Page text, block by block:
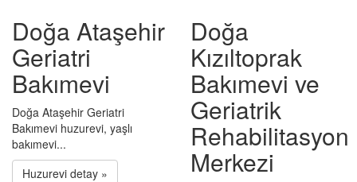
Doğa Ataşehir
Geriatri
Bakımevi
Doğa Ataşehir Geriatri
Bakımevi huzurevi, yaşlı
bakımevi...
Huzurevi detay »
Doğa
Kızıltoprak
Bakımevi ve
Geriatrik
Rehabilitasyon
Merkezi